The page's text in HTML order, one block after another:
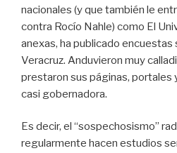
nacionales (y que también le
contra Rocío Nahle) como El
anexas, ha publicado encuestas
Veracruz. Anduvieron muy
prestaron sus páginas, portales
casi gobernadora.
Es decir, el “sospechosismo”
regularmente hacen estudios